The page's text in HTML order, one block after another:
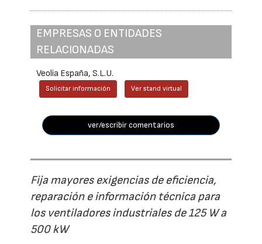
EMPRESAS O ENTIDADES
RELACIONADAS
Veolia España, S.L.U.
Solicitar información Ver stand virtual
ver/escribir comentarios
Fija mayores exigencias de eficiencia,
reparación e información técnica para
los ventiladores industriales de 125 W a
500 kW